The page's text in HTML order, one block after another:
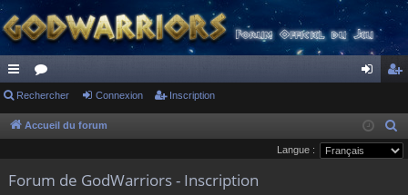
ac
co
ci
or
u
s
ne cri
pti
Rechercher Connexion Inscription
Accueil du forum
e
Langue :
Forum de GodWarriors - Inscription